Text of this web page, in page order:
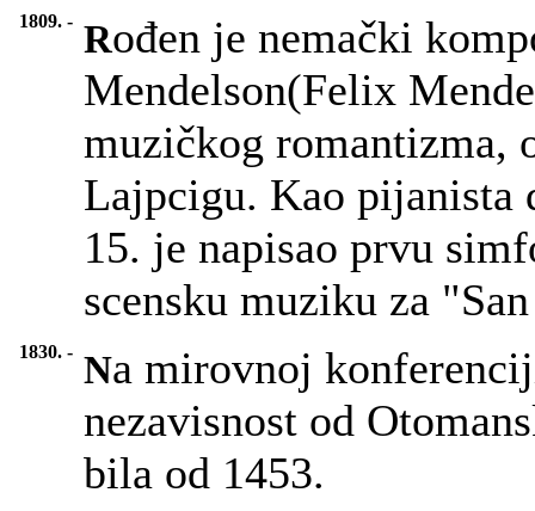
1809. - Rođen je nemački
Mendelson(Felix
muzičkog romantizma,
Lajpcigu. Kao pijanista
15. je napisao prvu
scensku muziku za
1830. - Na mirovnoj
nezavisnost od
bila od 1453.